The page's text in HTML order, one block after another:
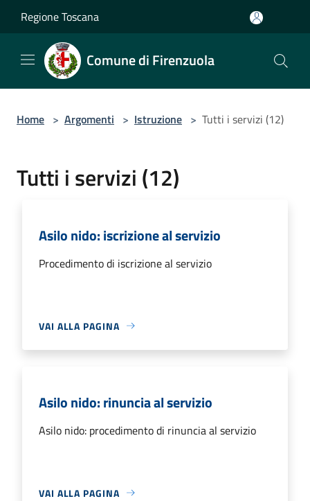
Regione Toscana
Comune di Firenzuola
Home > Argomenti > Istruzione > Tutti i servizi (12)
Tutti i servizi (12)
Asilo nido: iscrizione al servizio
Procedimento di iscrizione al servizio
VAI ALLA PAGINA
Asilo nido: rinuncia al servizio
Asilo nido: procedimento di rinuncia al servizio
VAI ALLA PAGINA